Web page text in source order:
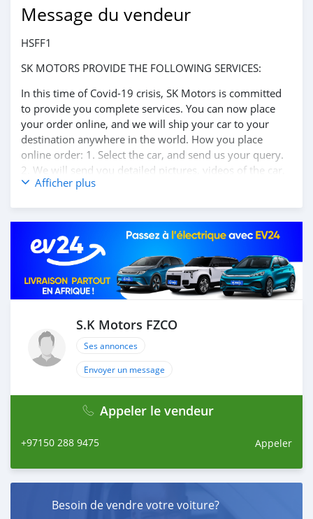
Message du vendeur
HSFF1
SK MOTORS PROVIDE THE FOLLOWING SERVICES:
In this time of Covid-19 crisis, SK Motors is committed
to provide you complete services. You can now place
your order online, and we will ship your car to your
destination anywhere in the world. How you place
online order: 1. Select the car, and send us your query.
2. We will send you detailed pictures, videos of the car,
and show you the car on online video call conference. 3.
you pay the car price, we arrange your shipment, and
load your car towards your destination. 5. Post loading
your car, we send you the BL copy confirmation. 6.
Once you receive your car, you confirm us, and we are
done with the process. We are taking these steps to
note, SK Motors is one of the leading car exporters in
UAE, and we put a high emphasize on our customer
satisfaction. We are always her
Afficher plus
S.K Motors FZCO
Ses annonces
Envoyer un message
Appeler le vendeur
+97150 288 9475 Appeler
Besoin de vendre votre voiture?